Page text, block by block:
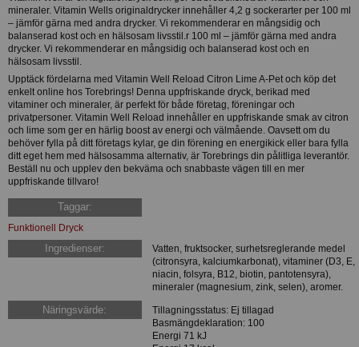
mineraler. Vitamin Wells originaldrycker innehåller 4,2 g sockerarter per 100 ml
– jämför gärna med andra drycker. Vi rekommenderar en mångsidig och
balanserad kost och en hälsosam livsstil.r 100 ml – jämför gärna med andra
drycker. Vi rekommenderar en mångsidig och balanserad kost och en
hälsosam livsstil.
Upptäck fördelarna med Vitamin Well Reload Citron Lime A-Pet och köp det
enkelt online hos Torebrings! Denna uppfriskande dryck, berikad med
vitaminer och mineraler, är perfekt för både företag, föreningar och
privatpersoner. Vitamin Well Reload innehåller en uppfriskande smak av citron
och lime som ger en härlig boost av energi och välmående. Oavsett om du
behöver fylla på ditt företags kylar, ge din förening en energikick eller bara fylla
ditt eget hem med hälsosamma alternativ, är Torebrings din pålitliga leverantör.
Beställ nu och upplev den bekväma och snabbaste vägen till en mer
uppfriskande tillvaro!
Taggar:
Funktionell Dryck
Ingredienser:
Vatten, fruktsocker, surhetsreglerande medel
(citronsyra, kalciumkarbonat), vitaminer (D3, E,
niacin, folsyra, B12, biotin, pantotensyra),
mineraler (magnesium, zink, selen), aromer.
Näringsvärde:
Tillagningsstatus: Ej tillagad
Basmängdeklaration: 100
Energi 71 kJ